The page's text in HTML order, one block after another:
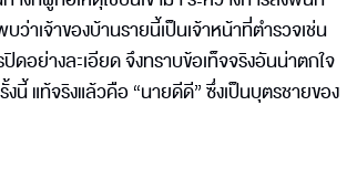
าเจ้าของบ้านรายนี้เป็นเจ้าหน้าที่ตำรวจเช่น
อย่างละเอียด จึงทราบข้อเท็จจริงอันน่าตกใจ
แท้จริงแล้วคือ “นายดีดี” ซึ่งเป็นบุตรชายของ